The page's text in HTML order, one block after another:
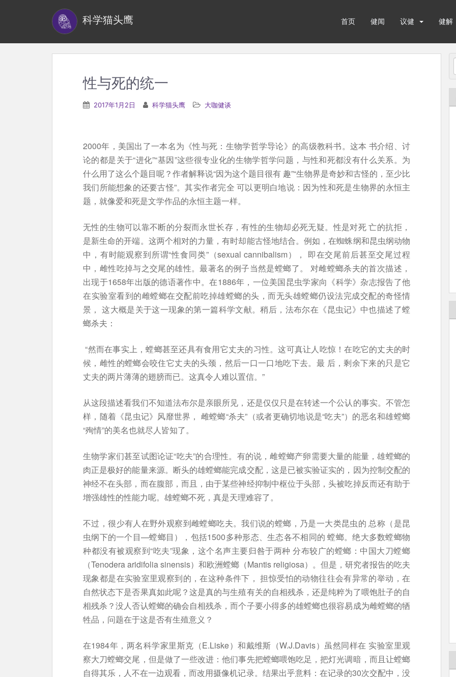
科学猫头鹰 首页 健闻 议健 健解
性与死的统一
2017年1月2日 科学猫头鹰 大咖健谈
2000年，美国出了一本名为《性与死：生物学哲学导论》的高级教科书。这本 书介绍、讨
论的都是关于“进化”“基因”这些很专业化的生物学哲学问题，与性和死都没有什么关系。为
什么用了这么个题目呢？作者解释说“因为这个题目很有 趣”“生物界是奇妙和古怪的，至少比
我们所能想象的还要古怪”。其实作者完全 可以更明白地说：因为性和死是生物界的永恒主
题，就像爱和死是文学作品的永恒主题一样。
无性的生物可以靠不断的分裂而永世长存，有性的生物却必死无疑。性是对死 亡的抗拒，
是新生命的开端。这两个相对的力量，有时却能古怪地结合。例如，在蜘蛛纲和昆虫纲动物
中，有时能观察到所谓“性食同类”（sexual cannibalism）， 即在交尾前后甚至交尾过程
中，雌性吃掉与之交尾的雄性。最著名的例子当然是螳螂了。 对雌螳螂杀夫的首次描述，
出现于1658年出版的德语著作中。在1886年，一位美国昆虫学家向《科学》杂志报告了他
在实验室看到的雌螳螂在交配前吃掉雄螳螂的头，而无头雄螳螂仍设法完成交配的奇怪情
景， 这大概是关于这一现象的第一篇科学文献。稍后，法布尔在《昆虫记》中也描述了螳
螂杀夫：
“然而在事实上，螳螂甚至还具有食用它丈夫的习性。这可真让人吃惊！在吃它的丈夫的时
候，雌性的螳螂会咬住它丈夫的头颈，然后一口一口地吃下去。最 后，剩余下来的只是它
丈夫的两片薄薄的翅膀而已。这真令人难以置信。”
从这段描述看我们不知道法布尔是亲眼所见，还是仅仅只是在转述一个公认的事实。不管怎
样，随着《昆虫记》风靡世界， 雌螳螂“杀夫”（或者更确切地说是“吃夫”）的恶名和雄螳螂
“殉情”的美名也就尽人皆知了。
生物学家们甚至试图论证“吃夫”的合理性。有的说，雌螳螂产卵需要大量的能量，雄螳螂的
肉正是极好的能量来源。断头的雄螳螂能完成交配，这是已被实验证实的，因为控制交配的
神经不在头部，而在腹部，而且，由于某些神经抑制中枢位于头部，头被吃掉反而还有助于
增强雄性的性能力呢。雄螳螂不死，真是天理难容了。
不过，很少有人在野外观察到雌螳螂吃夫。我们说的螳螂，乃是一大类昆虫的 总称（是昆
虫纲下的一个目—螳螂目），包括1500多种形态、生态各不相同的 螳螂。绝大多数螳螂物
种都没有被观察到“吃夫”现象，这个名声主要归咎于两种 分布较广的螳螂：中国大刀螳螂
（Tenodera aridifolia sinensis）和欧洲螳螂（Mantis religiosa）。但是，研究者报告的吃夫
现象都是在实验室里观察到的，在这种条件下， 担惊受怕的动物往往会有异常的举动，在
自然状态下是否果真如此呢？这是真的与生殖有关的自相残杀，还是纯粹为了喂饱肚子的自
相残杀？没人否认螳螂的确会自相残杀，而个子要小得多的雄螳螂也很容易成为雌螳螂的牺
牲品，问题在于这是否有生殖意义？
在1984年，两名科学家里斯克（E.Liske）和戴维斯（W.J.Davis）虽然同样在 实验室里观
察大刀螳螂交尾，但是做了一些改进：他们事先把螳螂喂饱吃足，把灯光调暗，而且让螳螂
自得其乐，人不在一边观看，而改用摄像机记录。结果出乎意料：在记录的30次交配中，没